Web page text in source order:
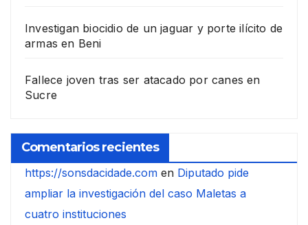
Investigan biocidio de un jaguar y porte ilícito de
armas en Beni
Fallece joven tras ser atacado por canes en
Sucre
Comentarios recientes
https://sonsdacidade.com en Diputado pide
ampliar la investigación del caso Maletas a
cuatro instituciones